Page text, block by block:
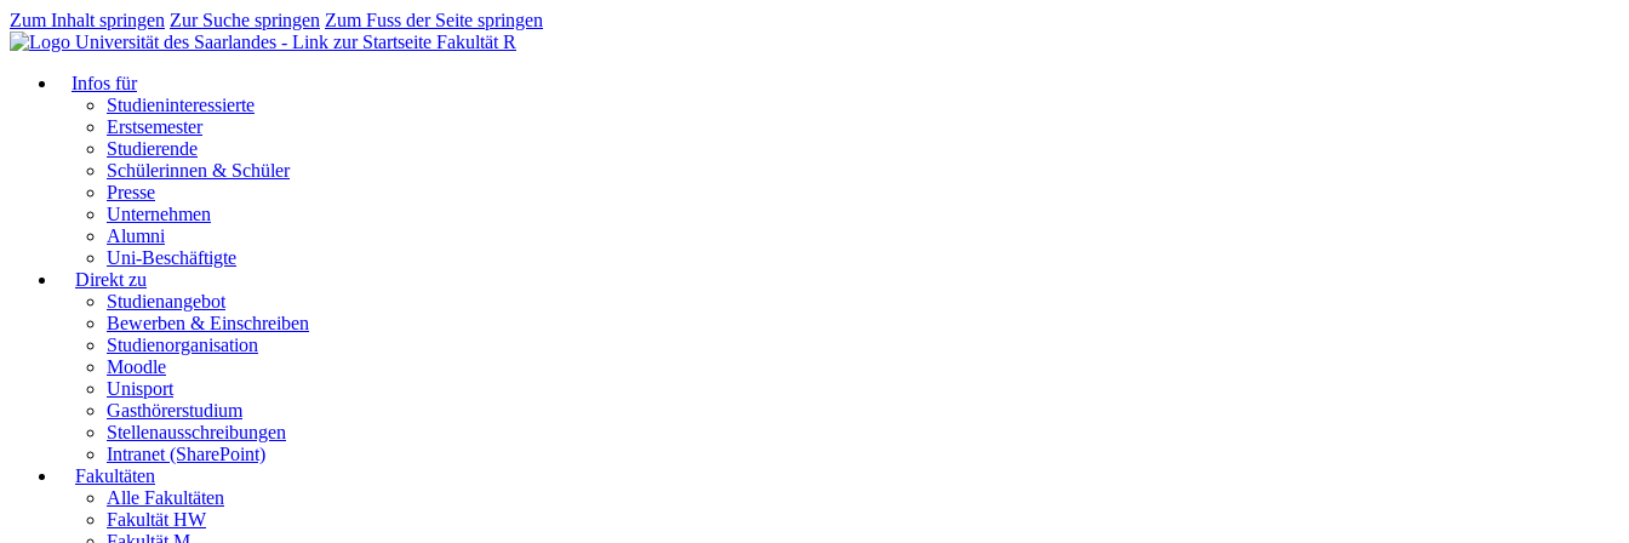
Zum Inhalt springen Zur Suche springen Zum Fuss der Seite springen
Fakultät R
Infos für
Studieninteressierte
Erstsemester
Studierende
Schülerinnen & Schüler
Presse
Unternehmen
Alumni
Uni-Beschäftigte
Direkt zu
Studienangebot
Bewerben & Einschreiben
Studienorganisation
Moodle
Unisport
Gasthörerstudium
Stellenausschreibungen
Intranet (SharePoint)
Fakultäten
Alle Fakultäten
Fakultät HW